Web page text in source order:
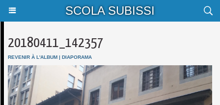
SCOLA SUBISSI
20180411_142357
REVENIR À L'ALBUM | DIAPORAMA